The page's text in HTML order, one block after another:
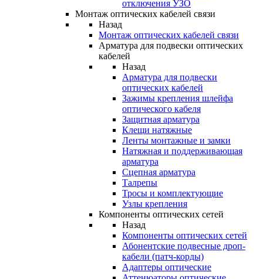
отключения УЗО
Монтаж оптических кабелей связи
Назад
Монтаж оптических кабелей связи
Арматура для подвески оптических
кабелей
Назад
Арматура для подвески
оптических кабелей
Зажимы крепления шлейфа
оптического кабеля
Защитная арматура
Клещи натяжные
Ленты монтажные и замки
Натяжная и поддерживающая
арматура
Сцепная арматура
Талрепы
Тросы и комплектующие
Узлы крепления
Компоненты оптических сетей
Назад
Компоненты оптических сетей
Абонентские подвесные дроп-
кабели (патч-корды)
Адаптеры оптические